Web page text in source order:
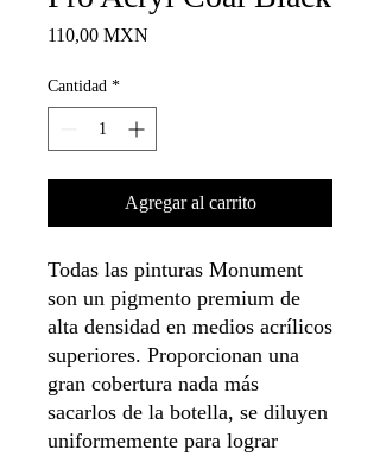
110,00 MXN
Cantidad *
Agregar al carrito
Todas las pinturas Monument
son un pigmento premium de
alta densidad en medios acrílicos
superiores. Proporcionan una
gran cobertura nada más
sacarlos de la botella, se diluyen
uniformemente para lograr